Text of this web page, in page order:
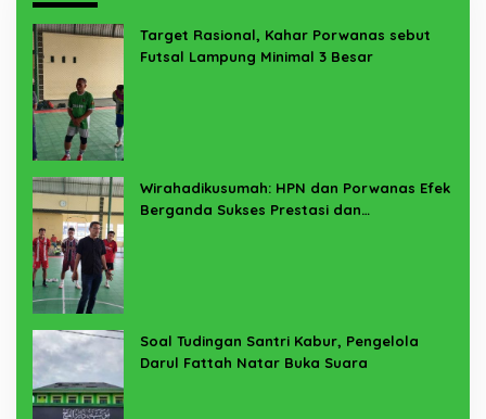
Target Rasional, Kahar Porwanas sebut
Futsal Lampung Minimal 3 Besar
Wirahadikusumah: HPN dan Porwanas Efek
Berganda Sukses Prestasi dan
Soal Tudingan Santri Kabur, Pengelola
Darul Fattah Natar Buka Suara